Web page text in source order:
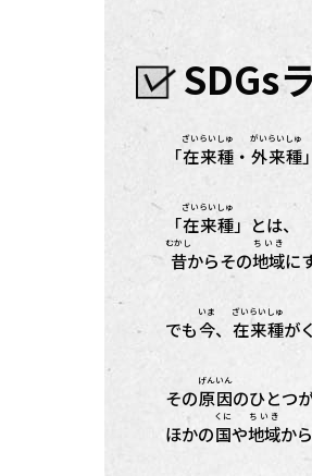
SDGs
「在来
ざいらい
種
しゅ
・ 外来
がいらい
種
しゅ
「在来
ざいらい
種
しゅ
」とは、
昔
むかし
からその地域
ちいき
に
でも今
いま
、 在来
ざいらい
種
しゅ
が
その原因
げんいん
のひとつ
ほかの国
くに
や地域
ちいき
か